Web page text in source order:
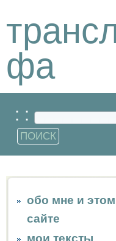
фа
: :
обо мне и этом
сайте
мои тексты